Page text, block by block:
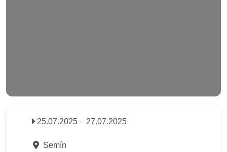
25.07.2025 – 27.07.2025
Semín